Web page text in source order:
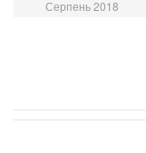
Серпень 2018